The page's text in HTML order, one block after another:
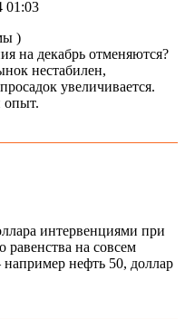
01:03
)
на декабрь отменяются?
нестабилен,
увеличивается.
интервенциями при
равенства на совсем
нефть 50, доллар